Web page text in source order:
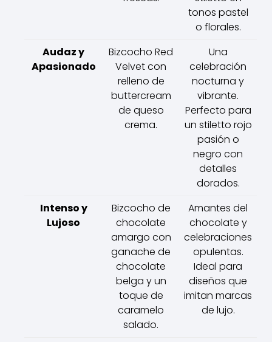
tonos pastel
o florales.
Audaz y
Apasionado
Bizcocho Red
Velvet con
relleno de
buttercream
de queso
crema.
Una
celebración
nocturna y
vibrante.
Perfecto para
un stiletto rojo
pasión o
negro con
detalles
dorados.
Intenso y
Lujoso
Bizcocho de
chocolate
amargo con
ganache de
chocolate
belga y un
toque de
caramelo
salado.
Amantes del
chocolate y
celebraciones
opulentas.
Ideal para
diseños que
imitan marcas
de lujo.